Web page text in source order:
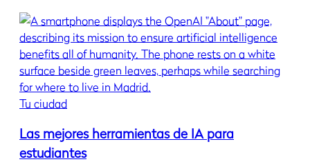
Tu ciudad
Las mejores herramientas de IA para
estudiantes